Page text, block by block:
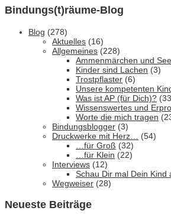
Bindungs(t)räume-Blog
Blog (278)
Aktuelles (16)
Allgemeines (228)
Ammenmärchen und
Kinder sind Lachen (3)
Trostpflaster (6)
Unsere kompetenten
Was ist AP (für Dich)?
Wissenswertes und
Worte die mich tragen
Bindungsblogger (3)
Druckwerke mit Herz… (54)
…für Groß (32)
…für Klein (22)
Interviews (12)
Schau Dir mal Dein Kind
Wegweiser (28)
Neueste Beiträge